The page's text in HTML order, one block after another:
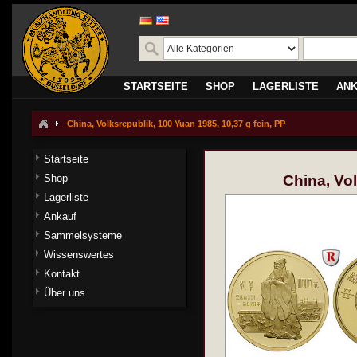
STARTSEITE SHOP LAGERLISTE
China, Volksrepublik, 100 Yuan 1985, 10,37 g fein, PP
China,
Startseite
Shop
Lagerliste
Ankauf
Sammelsysteme
Wissenswertes
Kontakt
Über uns